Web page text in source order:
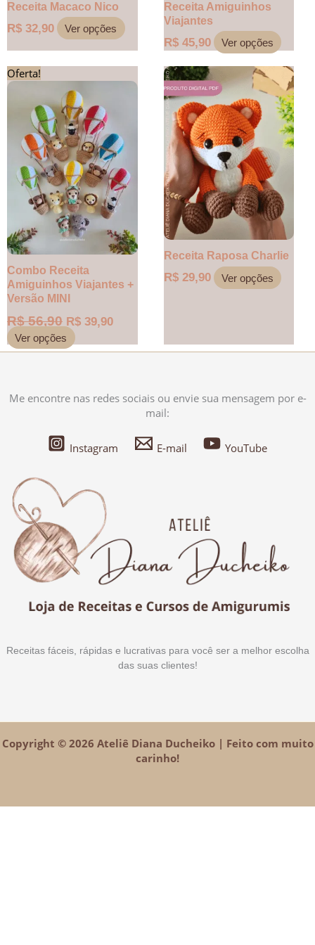
Receita Macaco Nico
R$ 32,90 Ver opções
Receita Amiguinhos
Viajantes
R$45,90 Ver opções
Oferta!
Combo Receita
Amiguinhos Viajantes +
Versão MINI
R$56,90
preço
original
era:
R$ 56,90.
R$ 39,90
preço
R$ 39,90.
Ver opções
produto
tem
várias
variantes.
As
opções
podem
ser
escolhidas
na
página
produto
Receita Raposa Charlie
R$29,90 Ver opções
Este
tem
várias
As
na
página
do
Me encontre nas redes sociais ou envie sua mensagem por e-
mail:
Instagram E-mail YouTube
Receitas fáceis, rápidas e lucrativas para você ser a melhor escolha
das suas clientes!
Copyright © 2026 Ateliê Diana Ducheiko | Feito com muito
carinho!